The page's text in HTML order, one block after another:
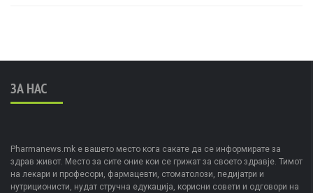
ЗА НАС
Pharmanews.mk е вашето место кога сакате да се информирате за
здрав живот. Место за сите оние кои се грижат за своето здравје. Тимот
на лекари и професори, фармацевти, стоматолози, педијатри и
нутриционисти, нудат стручна едукација, корисни совети и одговори на